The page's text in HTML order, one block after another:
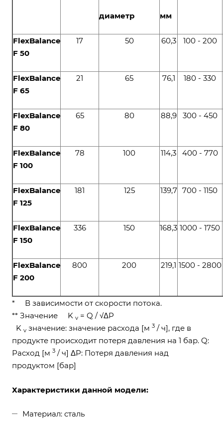
диаметр мм
FlexBalance
F 50
17 50 60,3 100 - 200
FlexBalance
F 65
21 65 76,1 180 - 330
FlexBalance
F 80
65 80 88,9 300 - 450
FlexBalance
F 100
78 100 114,3 400 - 770
FlexBalance
F 125
181 125 139,7 700 - 1150
FlexBalance
F 150
336 150 168,3 1000 - 1750
FlexBalance
F 200
800 200 219,1 1500 - 2800
* В зависимости от скорости потока.
** Значение K v = Q / √ΔP
K v значение: значение расхода [м 3 / ч], где в
продукте происходит потеря давления на 1 бар. Q:
Расход [м 3 / ч] ΔP: Потеря давления над
продуктом [бар]
Характеристики данной модели:
Материал: сталь